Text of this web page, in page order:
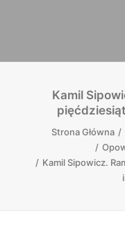
Kamil
Strona Główna
Kamil Sipowicz.